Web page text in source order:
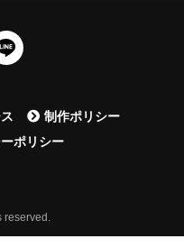
制作ポリシー
ポリシー